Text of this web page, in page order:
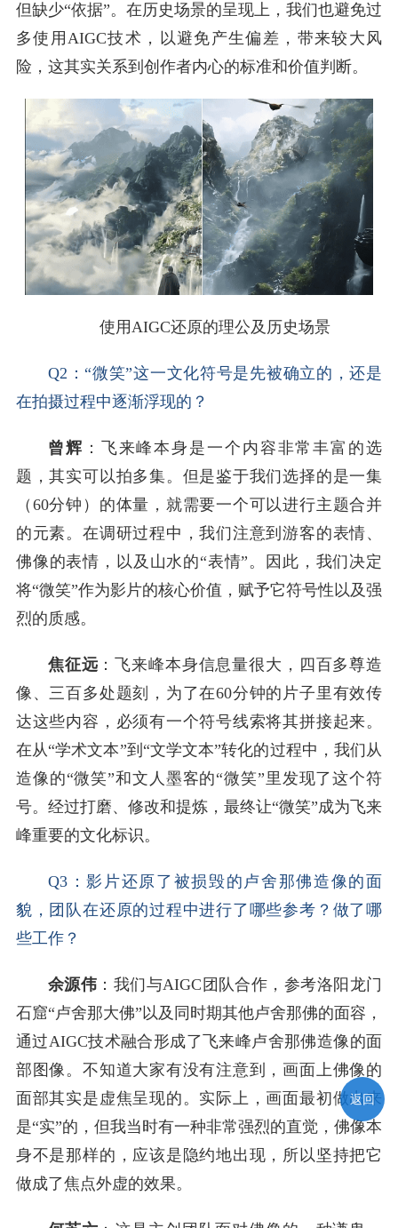
但缺少“依据”。在历史场景的呈现上，我们也避免过
多使用AIGC技术，以避免产生偏差，带来较大风
险，这其实关系到创作者内心的标准和价值判断。
使用AIGC还原的理公及历史场景
Q2：“微笑”这一文化符号是先被确立的，还是
在拍摄过程中逐渐浮现的？
曾辉 ：飞来峰本身是一个内容非常丰富的选
题，其实可以拍多集。但是鉴于我们选择的是一集
（60分钟）的体量，就需要一个可以进行主题合并
的元素。在调研过程中，我们注意到游客的表情、
佛像的表情，以及山水的“表情”。因此，我们决定
将“微笑”作为影片的核心价值，赋予它符号性以及强
烈的质感。
焦征远 ：飞来峰本身信息量很大，四百多尊造
像、三百多处题刻，为了在60分钟的片子里有效传
达这些内容，必须有一个符号线索将其拼接起来。
在从“学术文本”到“文学文本”转化的过程中，我们从
造像的“微笑”和文人墨客的“微笑”里发现了这个符
号。经过打磨、修改和提炼，最终让“微笑”成为飞来
峰重要的文化标识。
Q3：影片还原了被损毁的卢舍那佛造像的面
貌，团队在还原的过程中进行了哪些参考？做了哪
些工作？
余源伟 ：我们与AIGC团队合作，参考洛阳龙门
石窟“卢舍那大佛”以及同时期其他卢舍那佛的面容，
通过AIGC技术融合形成了飞来峰卢舍那佛造像的面
部图像。不知道大家有没有注意到，画面上佛像的
面部其实是虚焦呈现的。实际上，画面最初做出来
是“实”的，但我当时有一种非常强烈的直觉，佛像本
身不是那样的，应该是隐约地出现，所以坚持把它
做成了焦点外虚的效果。
返回